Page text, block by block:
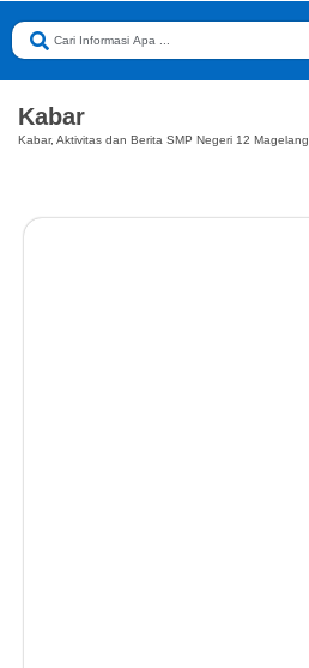
Kabar
Kabar, Aktivitas dan Berita SMP Negeri 12 Magelang